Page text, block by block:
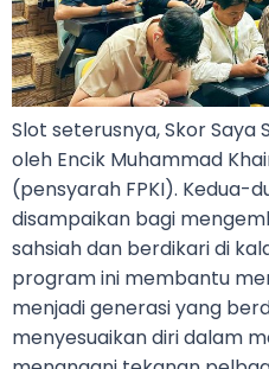
Slot seterusnya, Skor Saya
oleh Encik Muhammad
(pensyarah FPKI). Kedua-
disampaikan bagi
sahsiah dan berdikari di
program ini membantu
menjadi generasi yang
menyesuaikan diri dalam